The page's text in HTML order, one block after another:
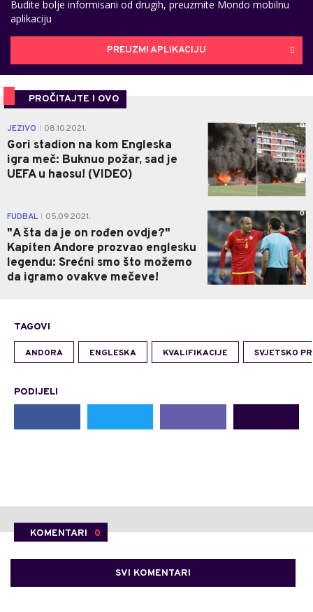
Budite bolje informisani od drugih, preuzmite Mondo mobilnu
aplikaciju
PREUZMI APLIKACIJU
PROČITAJTE I OVO
JEZIVO 08.10.2021.
Gori stadion na kom Engleska
igra meč: Buknuo požar, sad je
UEFA u haosu! (VIDEO)
0
FUDBAL 05.09.2021.
"A šta da je on rođen ovdje?"
Kapiten Andore prozvao englesku
legendu: Srećni smo što možemo
da igramo ovakve mečeve!
0
TAGOVI
ANDORA ENGLESKA KVALIFIKACIJE SVJETSKO
PODIJELI
KOMENTARI 0
SVI KOMENTARI